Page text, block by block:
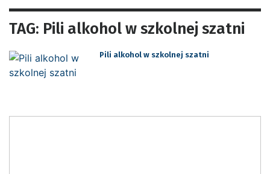
TAG: Pili alkohol w szkolnej szatni
Pili alkohol w szkolnej szatni